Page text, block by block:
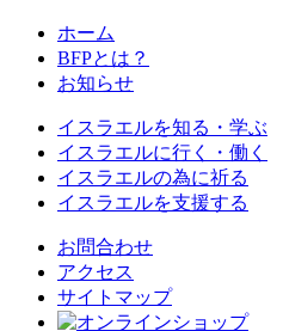
ホーム
BFPとは？
お知らせ
イスラエルを知る・学ぶ
イスラエルに行く・働く
イスラエルの為に祈る
イスラエルを支援する
お問合わせ
アクセス
サイトマップ